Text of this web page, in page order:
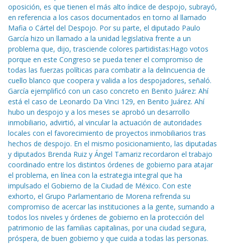
oposición, es que tienen el más alto índice de despojo, subrayó,
en referencia a los casos documentados en torno al llamado
Mafia o Cártel del Despojo. Por su parte, el diputado Paulo
García hizo un llamado a la unidad legislativa frente a un
problema que, dijo, trasciende colores partidistas:Hago votos
porque en este Congreso se pueda tener el compromiso de
todas las fuerzas políticas para combatir a la delincuencia de
cuello blanco que coopera y valida a los despojadores, señaló.
García ejemplificó con un caso concreto en Benito Juárez: Ahí
está el caso de Leonardo Da Vinci 129, en Benito Juárez. Ahí
hubo un despojo y a los meses se aprobó un desarrollo
inmobiliario, advirtió, al vincular la actuación de autoridades
locales con el favorecimiento de proyectos inmobiliarios tras
hechos de despojo. En el mismo posicionamiento, las diputadas
y diputados Brenda Ruiz y Ángel Tamariz recordaron el trabajo
coordinado entre los distintos órdenes de gobierno para atajar
el problema, en línea con la estrategia integral que ha
impulsado el Gobierno de la Ciudad de México. Con este
exhorto, el Grupo Parlamentario de Morena refrenda su
compromiso de acercar las instituciones a la gente, sumando a
todos los niveles y órdenes de gobierno en la protección del
patrimonio de las familias capitalinas, por una ciudad segura,
próspera, de buen gobierno y que cuida a todas las personas.